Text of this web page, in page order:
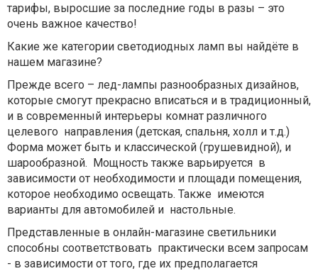
тарифы, выросшие за последние годы в разы – это
очень важное качество!
Какие же категории светодиодных ламп вы найдёте в
нашем магазине?
Прежде всего – лед-лампы разнообразных дизайнов,
которые смогут прекрасно вписаться и в традиционный,
и в современный интерьеры комнат различного
целевого направления (детская, спальня, холл и т.д.)
Форма может быть и классической (грушевидной), и
шарообразной. Мощность также варьируется в
зависимости от необходимости и площади помещения,
которое необходимо освещать. Также имеются
варианты для автомобилей и настольные.
Представленные в онлайн-магазине светильники
способны соответствовать практически всем запросам
- в зависимости от того, где их предполагается